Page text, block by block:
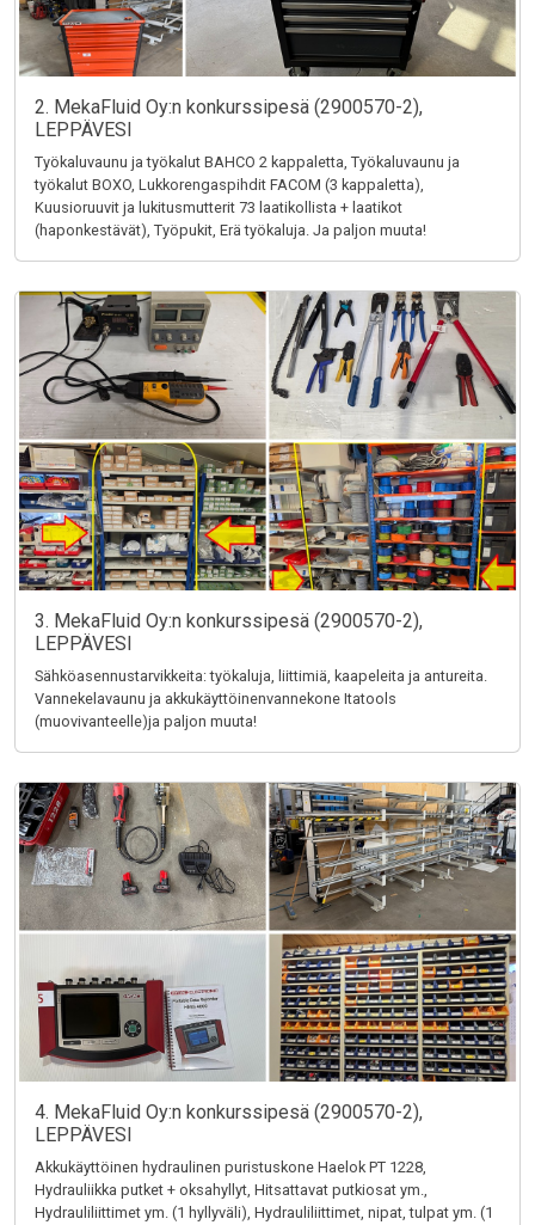
2. MekaFluid Oy:n konkurssipesä (2900570-2),
LEPPÄVESI
Työkaluvaunu ja työkalut BAHCO 2 kappaletta, Työkaluvaunu ja
työkalut BOXO, Lukkorengaspihdit FACOM (3 kappaletta),
Kuusioruuvit ja lukitusmutterit 73 laatikollista + laatikot
(haponkestävät), Työpukit, Erä työkaluja. Ja paljon muuta!
3. MekaFluid Oy:n konkurssipesä (2900570-2),
LEPPÄVESI
Sähköasennustarvikkeita: työkaluja, liittimiä, kaapeleita ja antureita.
Vannekelavaunu ja akkukäyttöinenvannekone Itatools
(muovivanteelle)ja paljon muuta!
4. MekaFluid Oy:n konkurssipesä (2900570-2),
LEPPÄVESI
Akkukäyttöinen hydraulinen puristuskone Haelok PT 1228,
Hydrauliikka putket + oksahyllyt, Hitsattavat putkiosat ym.,
Hydrauliliittimet ym. (1 hyllyväli), Hydrauliliittimet, nipat, tulpat ym. (1